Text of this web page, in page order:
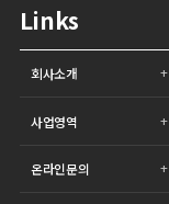
Links
회사소개
사업영역
온라인문의